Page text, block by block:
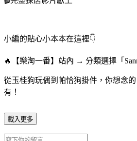
小編的貼心小本本在這裡👇
🔥【樂淘一番】站內 → 分類選擇「
從玉桂狗玩偶到帕恰狗掛件，你想念
有！
載入更多